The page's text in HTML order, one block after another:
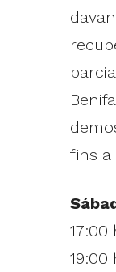
fins a
17:00
19:00